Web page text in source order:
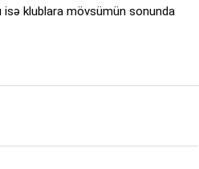
isə klublara mövsümün sonunda